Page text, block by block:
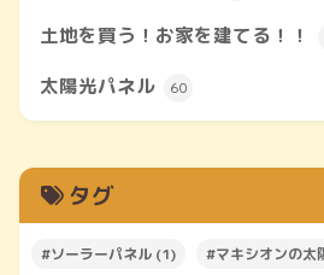
土地を買う！お家を建てる！！
太陽光パネル 60
タグ
#ソーラーパネル (1) #マキシオンの太